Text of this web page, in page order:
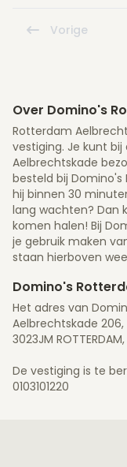
Vorige
Over Domino's
Rotterdam
vestiging. Je kunt
Aelbrechtskade
besteld bij
hij binnen 30
lang wachten? Dan
komen halen! Bij
je gebruik maken
staan hierboven
Domino's
Het adres van
Aelbrechtskade 206,
3023JM ROTTERDAM,
De vestiging is te
0103101220